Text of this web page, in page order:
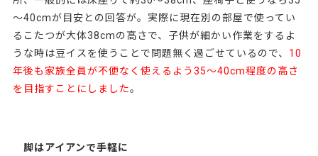
～40cmが目安との回答が。実際に現在別の部屋で使ってい
るこたつが大体38cmの高さで、子供が細かい作業をするよ
うな時は豆イスを使うことで問題無く過ごせているので、 10
年後も家族全員が不便なく使えるよう35〜40cm程度の高さ
を目指す ことにしました。
脚はアイアンで手軽に